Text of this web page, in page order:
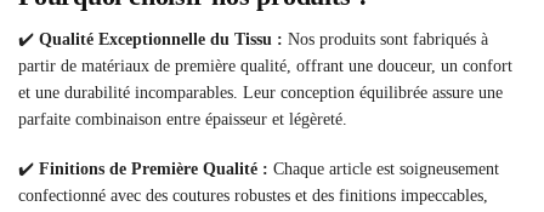
✔️ Qualité Exceptionnelle du Tissu : Nos produits sont fabriqués à
partir de matériaux de première qualité, offrant une douceur, un confort
et une durabilité incomparables. Leur conception équilibrée assure une
parfaite combinaison entre épaisseur et légèreté.
✔️ Finitions de Première Qualité : Chaque article est soigneusement
confectionné avec des coutures robustes et des finitions impeccables,